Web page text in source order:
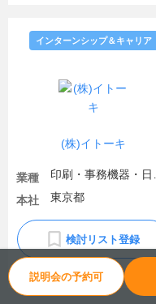
説明会の予約可
(株)イトーキ
インターンシップ＆キャリア
業種
本社
東京都
検討リスト登録